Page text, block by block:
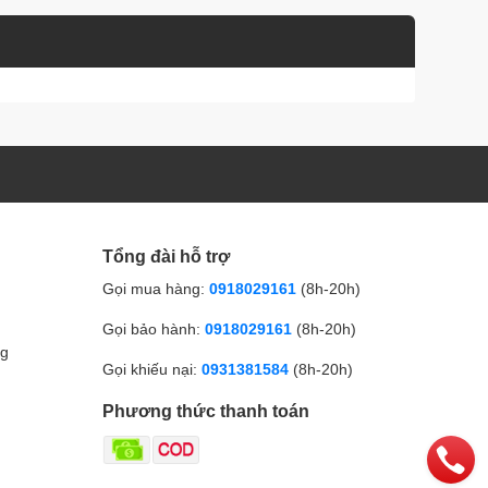
Tổng đài hỗ trợ
Gọi mua hàng: 0918029161 (8h-20h)
Gọi bảo hành: 0918029161 (8h-20h)
Gọi khiếu nại: 0931381584 (8h-20h)
Phương thức thanh toán